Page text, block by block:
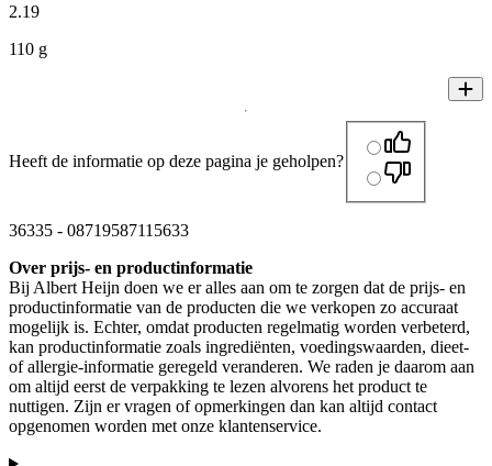
2.19
110 g
Heeft de informatie op deze pagina je geholpen?
36335 - 08719587115633
Over prijs- en productinformatie
Bij Albert Heijn doen we er alles aan om te zorgen dat de prijs- en
productinformatie van de producten die we verkopen zo accuraat
mogelijk is. Echter, omdat producten regelmatig worden verbeterd,
kan productinformatie zoals ingrediënten, voedingswaarden, dieet-
of allergie-informatie geregeld veranderen. We raden je daarom aan
om altijd eerst de verpakking te lezen alvorens het product te
nuttigen. Zijn er vragen of opmerkingen dan kan altijd contact
opgenomen worden met onze klantenservice.